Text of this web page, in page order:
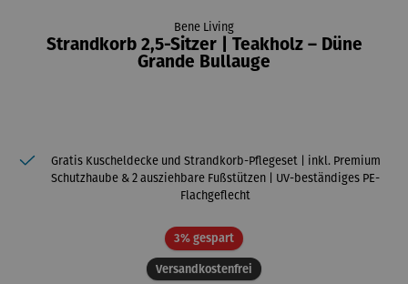
Bene Living
Strandkorb 2,5-Sitzer | Teakholz – Düne
Grande Bullauge
Gratis Kuscheldecke und Strandkorb-Pflegeset | inkl. Premium
Schutzhaube & 2 ausziehbare Fußstützen | UV-beständiges PE-
Flachgeflecht
Versandkostenfrei
3% gespartRabatt